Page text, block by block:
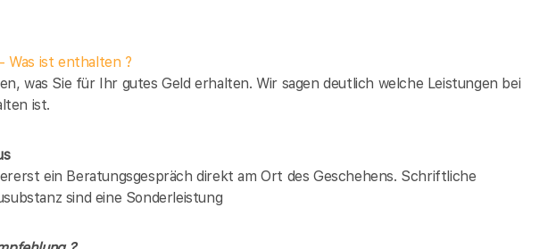
Was ist enthalten ?
was Sie für Ihr gutes Geld erhalten. Wir sagen deutlich welche Leistungen bei
ist.
ein Beratungsgespräch direkt am Ort des Geschehens. Schriftliche
sind eine Sonderleistung